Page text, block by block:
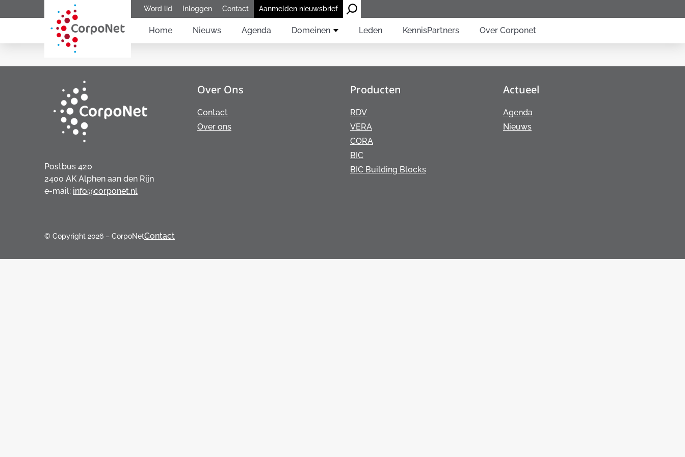
Word lid Inloggen Contact Aanmelden nieuwsbrief
Home Nieuws Agenda Domeinen Leden KennisPartners Over Corponet
Postbus 420
2400 AK Alphen aan den Rijn
e-mail: info@corponet.nl
Over Ons
Contact
Over ons
Producten
RDV
VERA
CORA
BIC
BIC Building Blocks
Actueel
Agenda
Nieuws
© Copyright 2026 – CorpoNetContact